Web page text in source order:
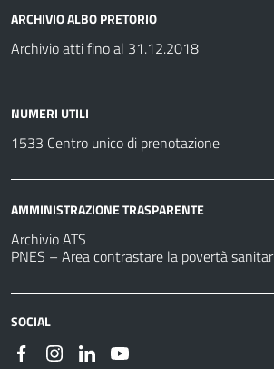
ARCHIVIO ALBO PRETORIO
Archivio atti fino al 31.12.2018
NUMERI UTILI
1533 Centro unico di prenotazione
AMMINISTRAZIONE TRASPARENTE
Archivio ATS
PNES – Area contrastare la povertà
SOCIAL